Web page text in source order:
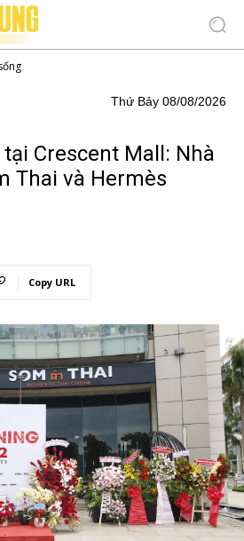
Thứ Bảy 08/08/2026
Crescent Mall: Nhà
Thai và Hermès
Copy URL